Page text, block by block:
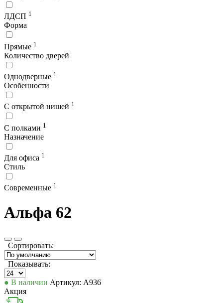
ЛДСП 1
Форма
Прямые 1
Количество дверей
Однодверные 1
Особенности
С открытой нишей 1
С полками 1
Назначение
Для офиса 1
Стиль
Современные 1
Альфа 62
Сортировать:
Показывать:
● В наличии Артикул: А936
Акция